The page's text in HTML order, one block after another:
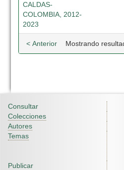
CALDAS-
COLOMBIA, 2012-
2023
Mostrando
< Anterior
Consultar
Colecciones
Autores
Temas
Publicar